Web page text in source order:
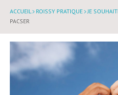
ACCUEIL ROISSY PRATIQUE JE
PACSER